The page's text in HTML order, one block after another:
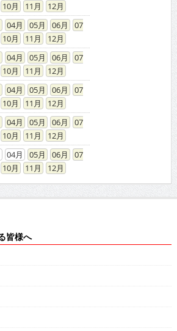
10 11
12
04 05 06
07
10 11
12
04 05 06
07
10 11
12
04 05 06
07
10 11
12
04 05 06
07
10 11
12
04 05 06
07
10 11 12
皆様へ